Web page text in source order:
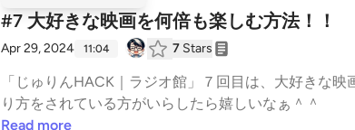
#7 大好きな映画を何倍も楽しむ方法！！
Apr 29, 2024 11:04 7 Stars
「じゅりんHACK｜ラジオ館」７回目は、大好きな
り方をされている方がいらしたら嬉しいなぁ＾＾
Read more